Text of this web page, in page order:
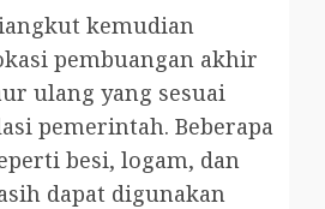
kemudian
pembuangan akhir
ulang yang sesuai
pemerintah. Beberapa
besi, logam, dan
dapat digunakan